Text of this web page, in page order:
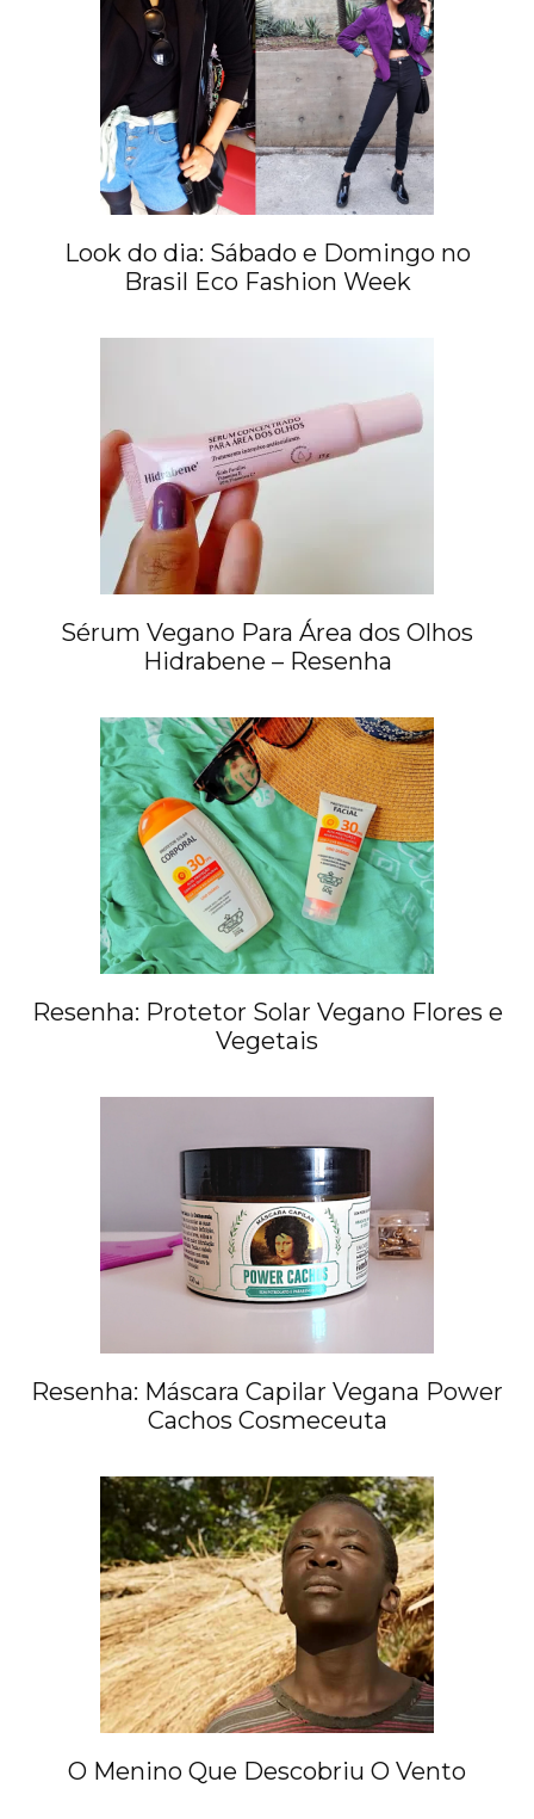
Look do dia: Sábado e Domingo no
Brasil Eco Fashion Week
Sérum Vegano Para Área dos Olhos
Hidrabene – Resenha
Resenha: Protetor Solar Vegano Flores e
Vegetais
Resenha: Máscara Capilar Vegana Power
Cachos Cosmeceuta
O Menino Que Descobriu O Vento